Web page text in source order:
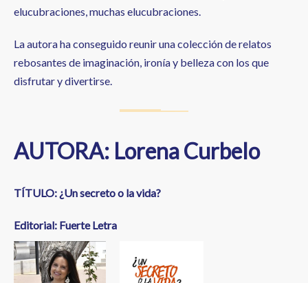
elucubraciones, muchas elucubraciones.
La autora ha conseguido reunir una colección de relatos
rebosantes de imaginación, ironía y belleza con los que
disfrutar y divertirse.
AUTORA: Lorena Curbelo
TÍTULO: ¿Un secreto o la vida?
Editorial: Fuerte Letra